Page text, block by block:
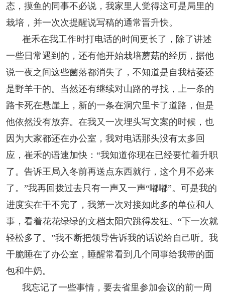
态，摸鱼的同事不必说，我家里人觉得这可是局里的
栽培，并一次次提醒说写稿的通常晋升快。
崔禾在我工作时打电话的时间更长了，除了讲述
一些日常遇到的，还有他开始栽培蘑菇的经历，据他
说一夜之间这些菌落都消失了，不知道是自我枯萎还
是野羊干的。当然还有继续对山路的寻找，上一条的
路卡死在悬崖上，新的一条在洞穴里卡了道路，但是
他依然没有放弃。在我又一次埋头写文案的时候，也
因为大家都还在办公室，我对电话那头没有太多回
应，崔禾的语速加快：“我知道你现在已经要忙着升职
了。告诉王局入冬前再送点东西就行，这个月不必来
了。”我再回拨过去只有一声又一声“嘟嘟”。可是我的
进度实在干不完了，我第一次对接如此多的单位和人
事，看着花花绿绿的文档太阳穴跳得发狂。“下一次就
轻松多了。”我不断把领导告诉我的话说给自己听。我
干脆睡在了办公室，睡醒常看到几个同事给我带的面
包和牛奶。
我忘记了一些事情，要去省里参加会议的前一周